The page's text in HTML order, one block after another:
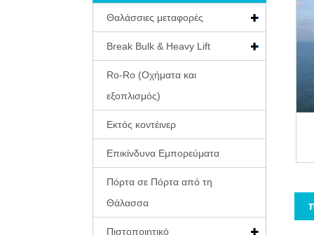
Θαλάσσιες μεταφορές
Break Bulk & Heavy Lift
Ro-Ro (Οχήματα και
εξοπλισμός)
Εκτός κοντέινερ
Επικίνδυνα Εμπορεύματα
Πόρτα σε Πόρτα από τη
Θάλασσα
Πιστοποιητικό